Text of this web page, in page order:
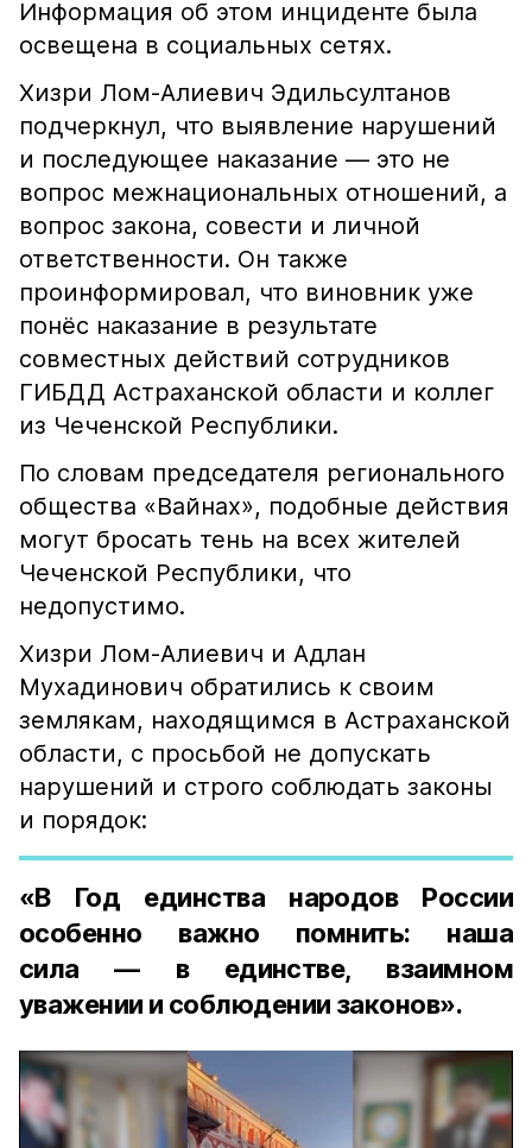
Информация об этом инциденте была
освещена в социальных сетях.
Хизри Лом-Алиевич Эдильсултанов
подчеркнул, что выявление нарушений
и последующее наказание — это не
вопрос межнациональных отношений, а
вопрос закона, совести и личной
ответственности. Он также
проинформировал, что виновник уже
понёс наказание в результате
совместных действий сотрудников
ГИБДД Астраханской области и коллег
из Чеченской Республики.
По словам председателя регионального
общества «Вайнах», подобные действия
могут бросать тень на всех жителей
Чеченской Республики, что
недопустимо.
Хизри Лом-Алиевич и Адлан
Мухадинович обратились к своим
землякам, находящимся в Астраханской
области, с просьбой не допускать
нарушений и строго соблюдать законы
и порядок:
«В Год единства народов России
особенно важно помнить: наша
сила — в единстве, взаимном
уважении и соблюдении законов».